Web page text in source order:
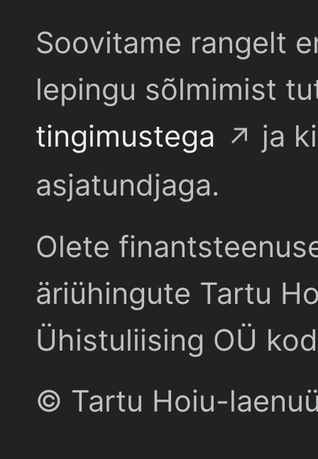
Soovitame rangelt
lepingu sõlmimist
tingimustega
ja
asjatundjaga.
Olete
äriühingute Tartu
Ühistuliising OÜ
© Tartu Hoiu-